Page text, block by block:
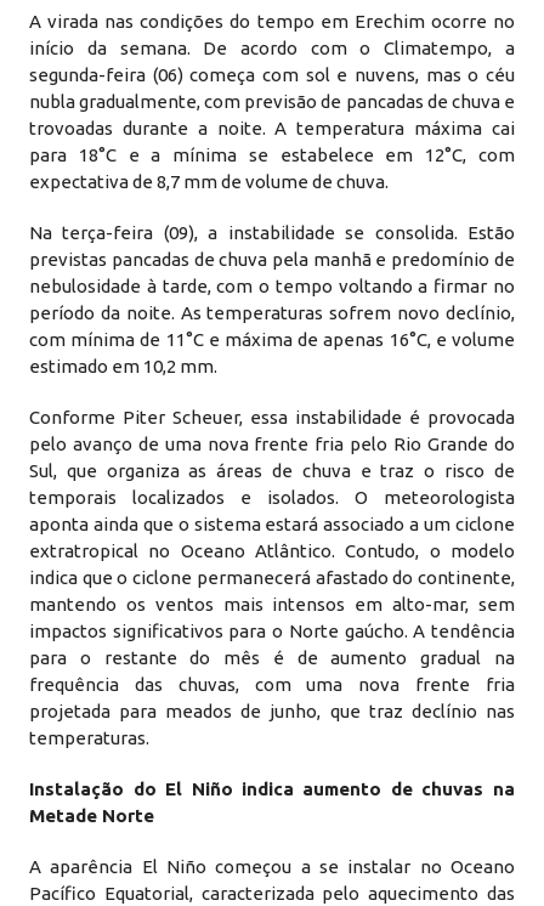
A virada nas condições do tempo em Erechim ocorre no
início da semana. De acordo com o Climatempo, a
segunda-feira (06) começa com sol e nuvens, mas o céu
nubla gradualmente, com previsão de pancadas de chuva e
trovoadas durante a noite. A temperatura máxima cai
para 18°C ​​e a mínima se estabelece em 12°C, com
expectativa de 8,7 mm de volume de chuva.
Na terça-feira (09), a instabilidade se consolida. Estão
previstas pancadas de chuva pela manhã e predomínio de
nebulosidade à tarde, com o tempo voltando a firmar no
período da noite. As temperaturas sofrem novo declínio,
com mínima de 11°C e máxima de apenas 16°C, e volume
estimado em 10,2 mm.
Conforme Piter Scheuer, essa instabilidade é provocada
pelo avanço de uma nova frente fria pelo Rio Grande do
Sul, que organiza as áreas de chuva e traz o risco de
temporais localizados e isolados. O meteorologista
aponta ainda que o sistema estará associado a um ciclone
extratropical no Oceano Atlântico. Contudo, o modelo
indica que o ciclone permanecerá afastado do continente,
mantendo os ventos mais intensos em alto-mar, sem
impactos significativos para o Norte gaúcho. A tendência
para o restante do mês é de aumento gradual na
frequência das chuvas, com uma nova frente fria
projetada para meados de junho, que traz declínio nas
temperaturas.
Instalação do El Niño indica aumento de chuvas na
Metade Norte
A aparência El Niño começou a se instalar no Oceano
Pacífico Equatorial, caracterizada pelo aquecimento das